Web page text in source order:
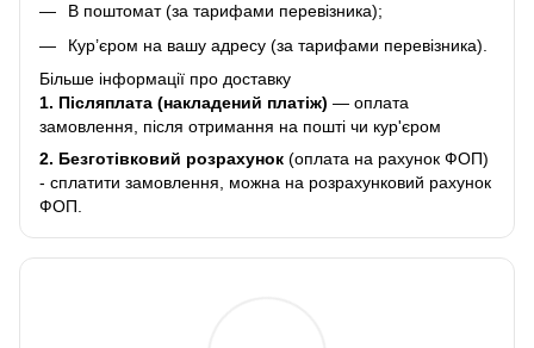
В поштомат (за тарифами перевізника);
Кур’єром на вашу адресу (за тарифами перевізника).
Більше інформації про доставку
1. Післяплата (накладений платіж) — оплата
замовлення, після отримання на пошті чи кур'єром
2. Безготівковий розрахунок (оплата на рахунок ФОП)
- сплатити замовлення, можна на розрахунковий рахунок
ФОП.